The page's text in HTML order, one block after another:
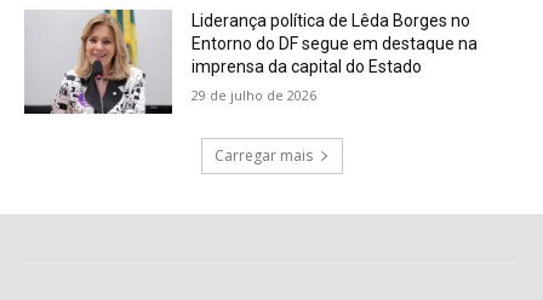
Liderança política de Lêda Borges no
Entorno do DF segue em destaque na
imprensa da capital do Estado
29 de julho de 2026
Carregar mais